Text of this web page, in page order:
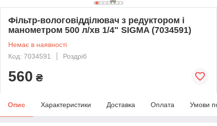
Фільтр-вологовідділювач з редуктором і
манометром 500 л/хв 1/4" SIGMA (7034591)
Немає в наявності
Код: 7034591
Роздріб
560 ₴
Опис Характеристики Доставка Оплата Умови